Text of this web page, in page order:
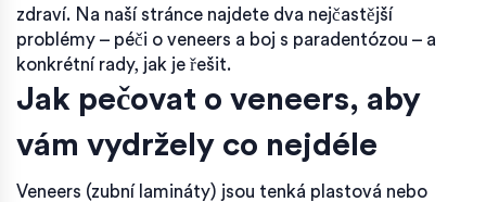
zdraví. Na naší stránce najdete dva nejčastější
problémy – péči o veneers a boj s paradentózou – a
konkrétní rady, jak je řešit.
Jak pečovat o veneers, aby
vám vydržely co nejdéle
Veneers (zubní lamináty) jsou tenká plastová nebo